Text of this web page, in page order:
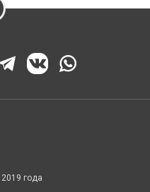
года